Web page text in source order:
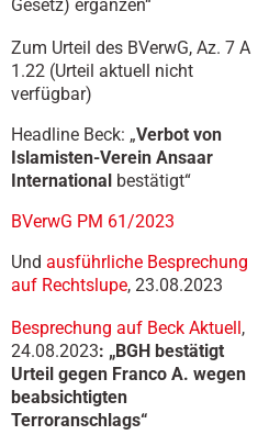
Gesetz) ergänzen“
Zum Urteil des BVerwG, Az. 7 A
1.22 (Urteil aktuell nicht
verfügbar)
Headline Beck: „Verbot von
Islamisten-Verein Ansaar
International bestätigt“
BVerwG PM 61/2023
Und ausführliche Besprechung
auf Rechtslupe, 23.08.2023
Besprechung auf Beck Aktuell ,
24.08.2023: „BGH bestätigt
Urteil gegen Franco A. wegen
beabsichtigten
Terroranschlags“